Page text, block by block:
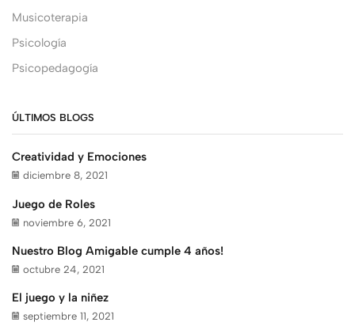
Musicoterapia
Psicología
Psicopedagogía
ÚLTIMOS BLOGS
Creatividad y Emociones
diciembre 8, 2021
Juego de Roles
noviembre 6, 2021
Nuestro Blog Amigable cumple 4 años!
octubre 24, 2021
El juego y la niñez
septiembre 11, 2021